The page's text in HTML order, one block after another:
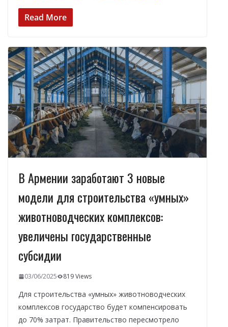
ac
e
o
o
k
el
e
a
m
A
p
p
dI
n
а
в
и
т
ь
Read More
В Армении заработают 3 новые
модели для строительства «умных»
животноводческих комплексов:
увеличены государственные
субсидии
03/06/2025 819 Views
Для строительства «умных» животноводческих
комплексов государство будет компенсировать
до 70% затрат. Правительство пересмотрело